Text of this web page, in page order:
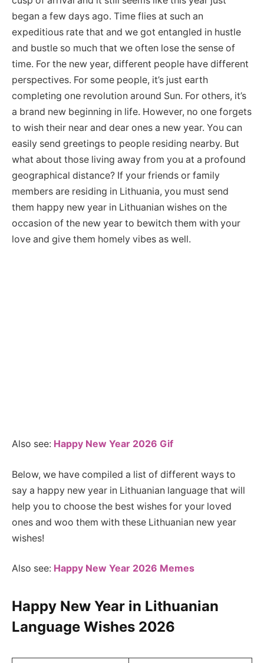
began a few days ago. Time flies at such an
expeditious rate that and we got entangled in hustle
and bustle so much that we often lose the sense of
time. For the new year, different people have different
perspectives. For some people, it’s just earth
completing one revolution around Sun. For others, it’s
a brand new beginning in life. However, no one forgets
to wish their near and dear ones a new year. You can
easily send greetings to people residing nearby. But
what about those living away from you at a profound
geographical distance? If your friends or family
members are residing in Lithuania, you must send
them happy new year in Lithuanian wishes on the
occasion of the new year to bewitch them with your
love and give them homely vibes as well.
Also see: Happy New Year 2026 Gif
Below, we have compiled a list of different ways to
say a happy new year in Lithuanian language that will
help you to choose the best wishes for your loved
ones and woo them with these Lithuanian new year
wishes!
Also see: Happy New Year 2026 Memes
Happy New Year in Lithuanian
Language Wishes 2026